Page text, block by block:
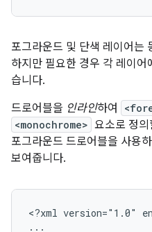
포그라운드 및 단색 레이어는
하지만 필요한 경우 각 레이
습니다.
드로어블을 인라인하여
<monochrome> 요소로 정
포그라운드 드로어블을 사용
보여줍니다.
<?xml version="1.0"
...